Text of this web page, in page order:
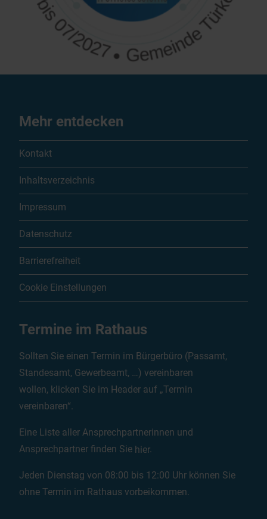
Mehr entdecken
Kontakt
Inhaltsverzeichnis
Impressum
Datenschutz
Barrierefreiheit
Cookie Einstellungen
Termine im Rathaus
Sollten Sie einen Termin im Bürgerbüro (Passamt,
Standesamt, Gewerbeamt, …) vereinbaren
wollen, klicken Sie im Header auf „Termin
vereinbaren“.
Eine Liste aller Ansprechpartnerinnen und
Ansprechpartner finden Sie hier.
Jeden Dienstag von 08:00 bis 12:00 Uhr können Sie
ohne Termin im Rathaus vorbeikommen.